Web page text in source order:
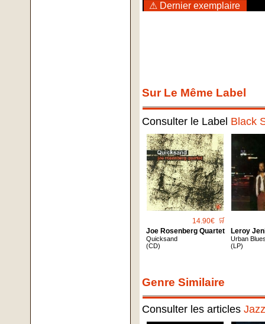
⚠ Dernier exemplaire
Sur Le Même Label
Consulter le Label Black
14.90€ 🛒
Joe Rosenberg Quartet
Quicksand
(CD)
Leroy
Urban
(LP)
Genre Similaire
Consulter les articles